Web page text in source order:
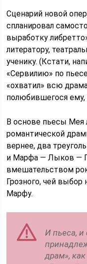
Сценарий новой
спланировал
выработку
литератору,
ученику. (Кстати,
«Сервилию» по
«охватил» всю
полюбившегося ему,
В основе пьесы Мея
романтической
вернее, два
и Марфа — Лыков —
вмешательством
Грозного, чей выбор
Марфу.
И пьеса, и
драм»,